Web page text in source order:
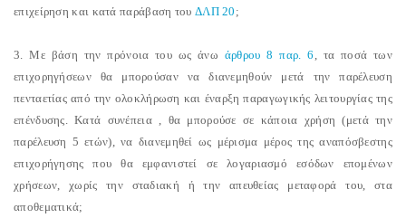
επιχείρηση και κατά παράβαση του ΔΛΠ 20 ;
3. Με βάση την πρόνοια του ως άνω άρθρου 8 παρ. 6 , τα ποσά των
επιχορηγήσεων θα μπορούσαν να διανεμηθούν μετά την παρέλευση
πενταετίας από την ολοκλήρωση και έναρξη παραγωγικής λειτουργίας της
επένδυσης. Κατά συνέπεια , θα μπορούσε σε κάποια χρήση (μετά την
παρέλευση 5 ετών), να διανεμηθεί ως μέρισμα μέρος της αναπόσβεστης
επιχορήγησης που θα εμφανιστεί σε λογαριασμό εσόδων επομένων
χρήσεων, χωρίς την σταδιακή ή την απευθείας μεταφορά του, στα
αποθεματικά;